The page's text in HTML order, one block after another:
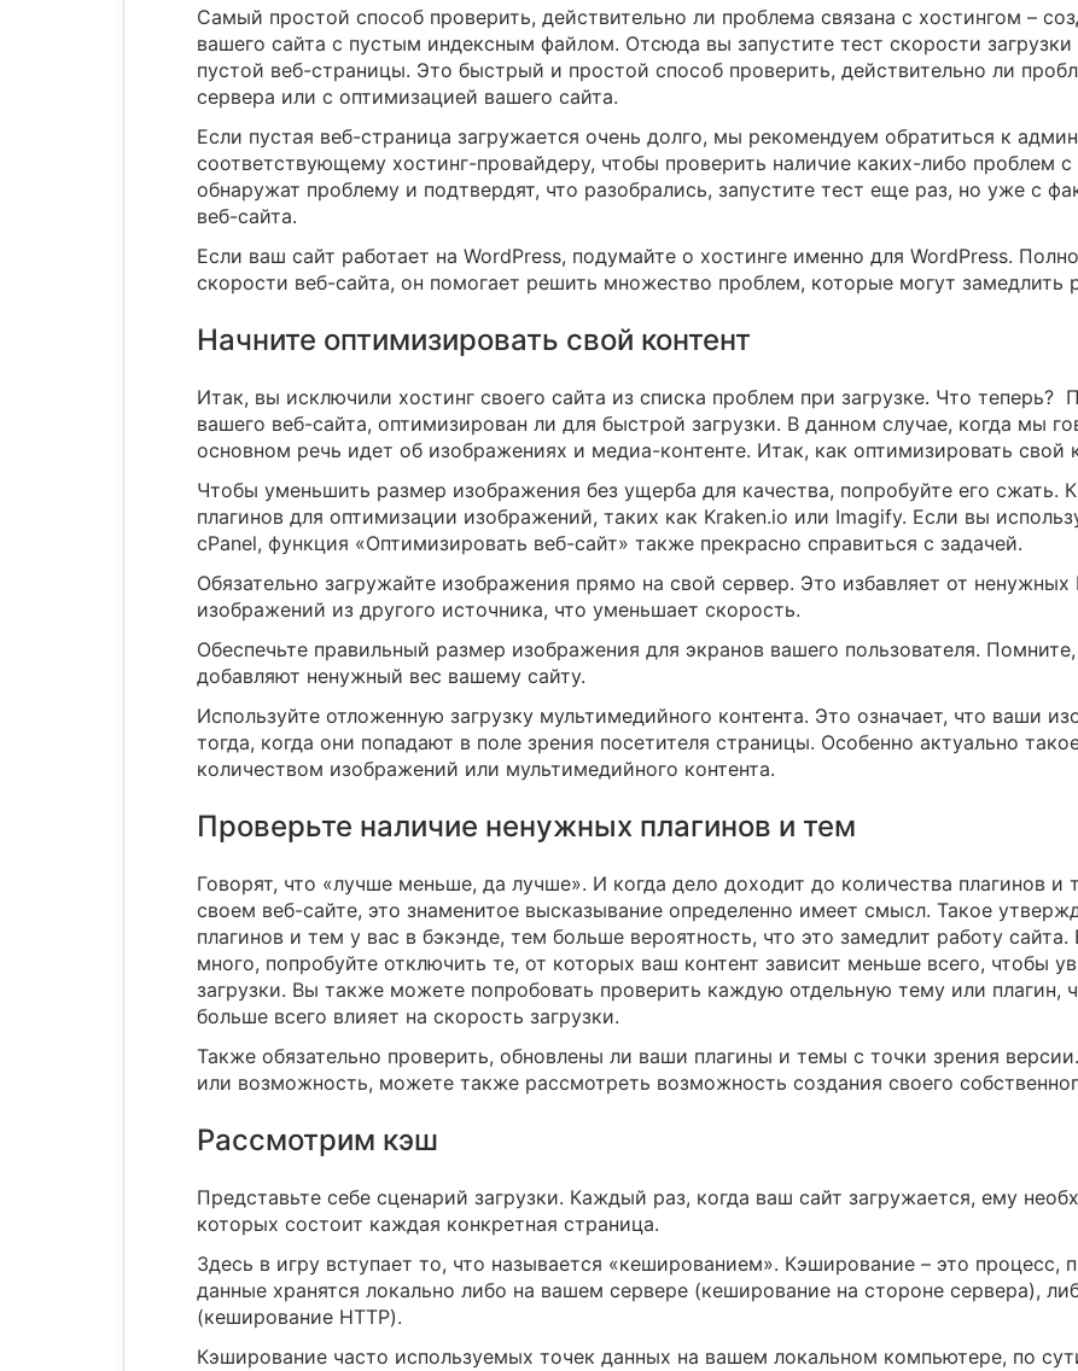
Самый простой способ проверить, действительно ли проблема связана с хостингом –
вашего сайта с пустым индексным файлом. Отсюда вы запустите тест скорости загрузки
пустой веб-страницы. Это быстрый и простой способ проверить, действительно ли
сервера или с оптимизацией вашего сайта.
Если пустая веб-страница загружается очень долго, мы рекомендуем обратиться к
соответствующему хостинг-провайдеру, чтобы проверить наличие каких-либо проблем
обнаружат проблему и подтвердят, что разобрались, запустите тест еще раз, но уже с
веб-сайта.
Если ваш сайт работает на WordPress, подумайте о хостинге именно для WordPress.
скорости веб-сайта, он помогает решить множество проблем, которые могут замедлить
Начните оптимизировать свой контент
Итак, вы исключили хостинг своего сайта из списка проблем при загрузке. Что теперь?
вашего веб-сайта, оптимизирован ли для быстрой загрузки. В данном случае, когда мы
основном речь идет об изображениях и медиа-контенте. Итак, как оптимизировать свой
Чтобы уменьшить размер изображения без ущерба для качества, попробуйте его сжать.
плагинов для оптимизации изображений, таких как Kraken.io или Imagify. Если вы
cPanel, функция «Оптимизировать веб-сайт» также прекрасно справиться с задачей.
Обязательно загружайте изображения прямо на свой сервер. Это избавляет от ненужных
изображений из другого источника, что уменьшает скорость.
Обеспечьте правильный размер изображения для экранов вашего пользователя.
добавляют ненужный вес вашему сайту.
Используйте отложенную загрузку мультимедийного контента. Это означает, что ваши
тогда, когда они попадают в поле зрения посетителя страницы. Особенно актуально
количеством изображений или мультимедийного контента.
Проверьте наличие ненужных плагинов и тем
Говорят, что «лучше меньше, да лучше». И когда дело доходит до количества плагинов и
своем веб-сайте, это знаменитое высказывание определенно имеет смысл. Такое
плагинов и тем у вас в бэкэнде, тем больше вероятность, что это замедлит работу
много, попробуйте отключить те, от которых ваш контент зависит меньше всего, чтобы
загрузки. Вы также можете попробовать проверить каждую отдельную тему или плагин,
больше всего влияет на скорость загрузки.
Также обязательно проверить, обновлены ли ваши плагины и темы с точки зрения
или возможность, можете также рассмотреть возможность создания своего
Рассмотрим кэш
Представьте себе сценарий загрузки. Каждый раз, когда ваш сайт загружается, ему
которых состоит каждая конкретная страница.
Здесь в игру вступает то, что называется «кешированием». Кэширование – это
данные хранятся локально либо на вашем сервере (кеширование на стороне сервера),
(кеширование HTTP).
Кэширование часто используемых точек данных на вашем локальном компьютере, по